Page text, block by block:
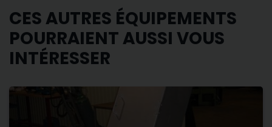
CES AUTRES ÉQUIPEMENTS
POURRAIENT AUSSI VOUS
INTÉRESSER